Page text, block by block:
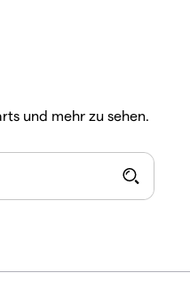
und mehr zu sehen.